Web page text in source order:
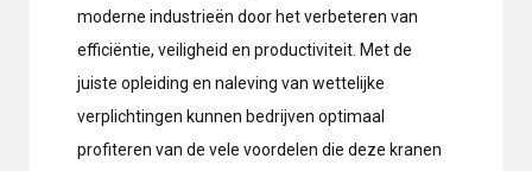
moderne industrieën door het verbeteren van
efficiëntie, veiligheid en productiviteit. Met de
juiste opleiding en naleving van wettelijke
verplichtingen kunnen bedrijven optimaal
profiteren van de vele voordelen die deze kranen